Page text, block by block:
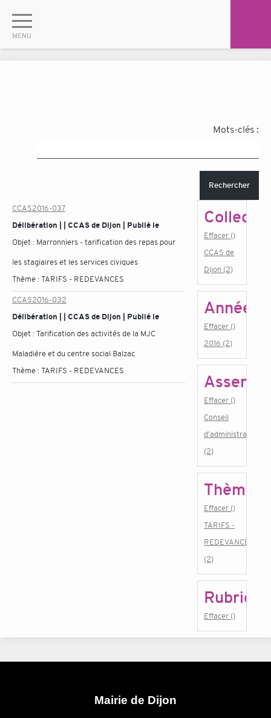
Mots-clés :
Rechercher
CCAS2016-037
Délibération | | CCAS de Dijon | Publié le
Objet : Marronniers - tarification des repas pour
les stagiaires et les services civiques
Thème :TARIFS - REDEVANCES
CCAS2016-032
Délibération | | CCAS de Dijon | Publié le
Objet :Tarification des activités de la MJC
Maladière et du centre social Balzac
Thème :TARIFS - REDEVANCES
Effacer ()
CCAS de
Dijon (2)
Année
Effacer ()
2016 (2)
Effacer ()
Conseil
d'administration
(2)
Thème
Effacer ()
TARIFS -
REDEVANCES
(2)
Rubrique
Effacer ()
Mairie de Dijon